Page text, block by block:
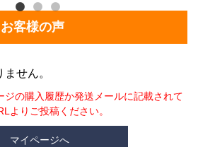
客様の声
せん。
ジの購入履歴か発送メールに記載されて
よりご投稿ください。
マイページへ